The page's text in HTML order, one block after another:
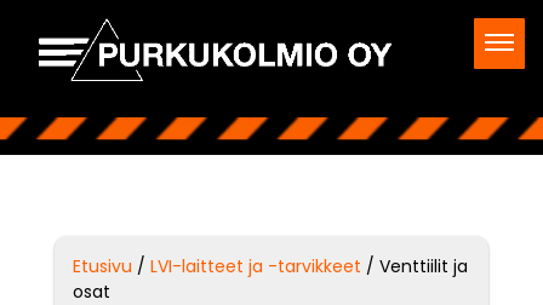
Etusivu / LVI-laitteet ja -tarvikkeet / Venttiilit ja
osat